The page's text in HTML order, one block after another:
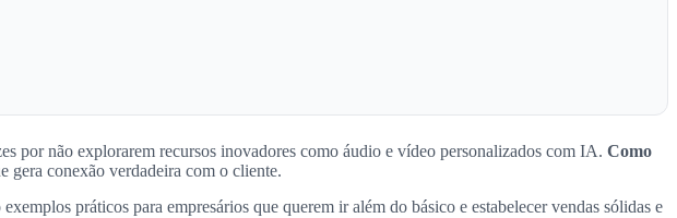
por não explorarem recursos inovadores como áudio e vídeo personalizados com IA. Como
gera conexão verdadeira com o cliente.
práticos para empresários que querem ir além do básico e estabelecer vendas sólidas e